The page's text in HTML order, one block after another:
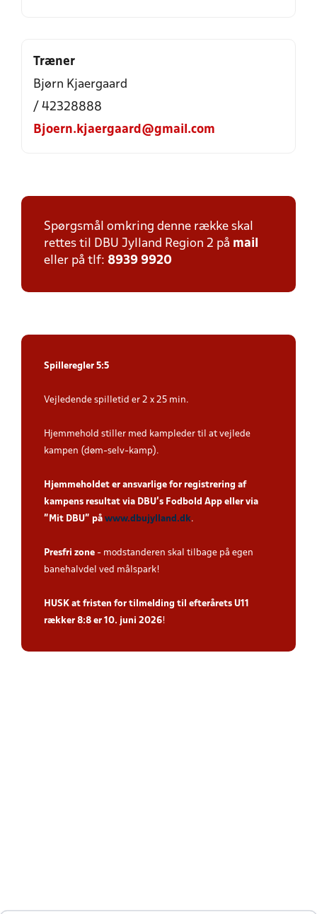
Træner
Bjørn Kjaergaard
/ 42328888
Bjoern.kjaergaard@gmail.com
Spørgsmål omkring denne række skal
rettes til DBU Jylland Region 2 på mail
eller på tlf: 8939 9920
Spilleregler 5:5
Vejledende spilletid er 2 x 25 min.
Hjemmehold stiller med kampleder til at vejlede
kampen (døm-selv-kamp).
Hjemmeholdet er ansvarlige for registrering af
kampens resultat via DBU’s Fodbold App eller via
”Mit DBU” på www.dbujylland.dk.
Presfri zone - modstanderen skal tilbage på egen
banehalvdel ved målspark!
HUSK at fristen for tilmelding til efterårets U11
rækker 8:8 er 10. juni 2026!